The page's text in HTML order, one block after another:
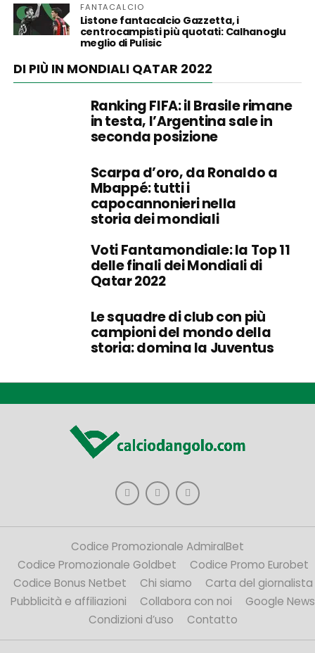
FANTACALCIO
Listone fantacalcio Gazzetta, i
centrocampisti più quotati: Calhanoglu
meglio di Pulisic
DI PIÙ IN MONDIALI QATAR 2022
Ranking FIFA: il Brasile rimane
in testa, l’Argentina sale in
seconda posizione
Scarpa d’oro, da Ronaldo a
Mbappé: tutti i
capocannonieri nella
storia dei mondiali
Voti Fantamondiale: la Top 11
delle finali dei Mondiali di
Qatar 2022
Le squadre di club con più
campioni del mondo della
storia: domina la Juventus
Codice Promozionale AdmiralBet
Codice Promozionale Goldbet
Codice Promo Eurobet
Codice Bonus Netbet
Chi siamo
Carta del giornalista
Pubblicità e affiliazioni
Collabora con noi
Google News
Condizioni d’uso
Contatto